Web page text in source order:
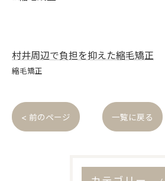
村井周辺で負担を抑えた縮毛矯正
縮毛矯正
< 前のページ 一覧に戻る